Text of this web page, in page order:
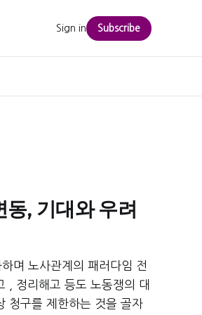
Sign in Subscribe
, 기대와 우려
며 노사관계의 패러다임 전
, 정리해고 등도 노동쟁의 대
청구를 제한하는 것을 골자